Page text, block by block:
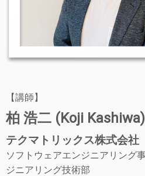
【講師】
柏 浩二 (Koji Kashiwa)
テクマトリックス株式会社
ソフトウェアエンジニアリン
ジニアリング技術部